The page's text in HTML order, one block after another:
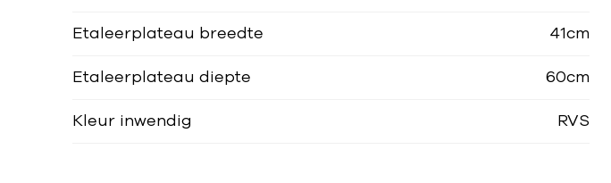
Etaleerplateau breedte 41cm
Etaleerplateau diepte 60cm
Kleur inwendig RVS